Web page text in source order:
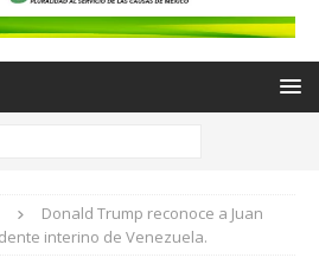
Donald Trump reconoce a Juan
interino de Venezuela.